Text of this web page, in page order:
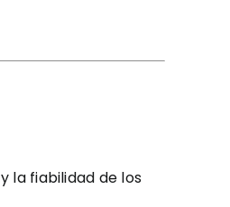
y la fiabilidad de los